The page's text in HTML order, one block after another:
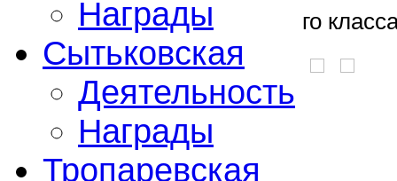
Награды
Сытьковская
Деятельность
Награды
Тропаревская
го